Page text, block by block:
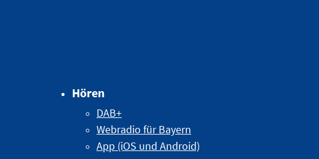
Hören
DAB+
Webradio für Bayern
App (iOS und Android)